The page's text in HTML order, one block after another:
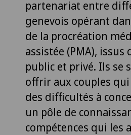
partenariat entre
genevois opérant
de la procréation
assistée (PMA), issus
public et privé. Ils se
offrir aux couples
des difficultés à
un pôle de
compétences qui les